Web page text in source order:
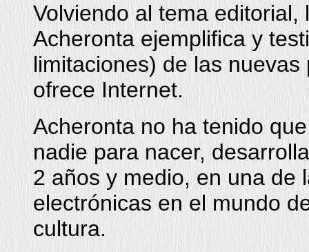
Volviendo al tema
Acheronta ejemplifica y
limitaciones) de las
ofrece Internet.
Acheronta no ha tenido
nadie para nacer,
2 años y medio, en una de
electrónicas en el mundo
cultura.